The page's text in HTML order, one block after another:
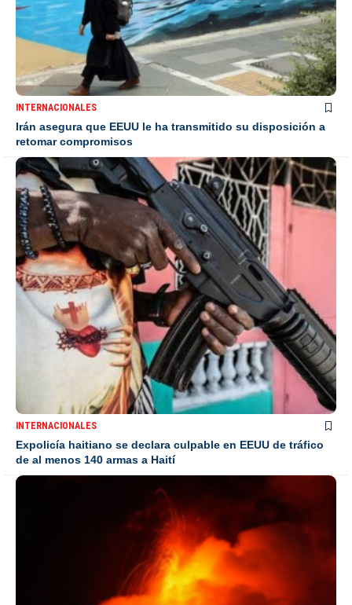
INTERNACIONALES
Irán asegura que EEUU le ha transmitido su disposición a
retomar compromisos
INTERNACIONALES
Expolicía haitiano se declara culpable en EEUU de tráfico
de al menos 140 armas a Haití